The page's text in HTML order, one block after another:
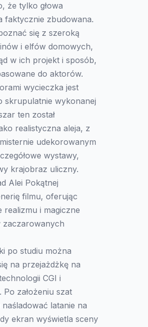
że tylko głowa
faktycznie zbudowana.
się z szeroką
i elfów domowych,
w ich projekt i sposób,
do aktorów.
wycieczka jest
skrupulatnie wykonanej
ten został
realistyczna aleja, z
udekorowanym
wystawy,
krajobraz uliczny.
Alei Pokątnej
filmu, oferując
realizmu i magiczne
zaczarowanych
po studiu można
na przejażdżkę na
CGI i
założeniu szat
latanie na
ekran wyświetla sceny